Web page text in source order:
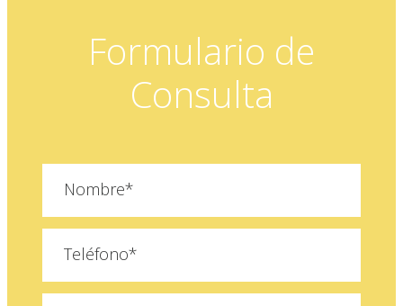
Formulario de
Consulta